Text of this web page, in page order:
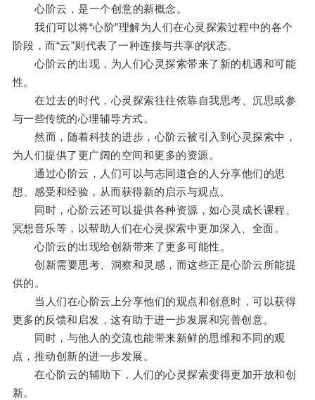
心阶云，是一个创意的新概念。
我们可以将“心阶”理解为人们在心灵探索过程中的各个
阶段，而“云”则代表了一种连接与共享的状态。
心阶云的出现，为人们心灵探索带来了新的机遇和可能
性。
在过去的时代，心灵探索往往依靠自我思考、沉思或参
与一些传统的心理辅导方式。
然而，随着科技的进步，心阶云被引入到心灵探索中，
为人们提供了更广阔的空间和更多的资源。
通过心阶云，人们可以与志同道合的人分享他们的思
想、感受和经验，从而获得新的启示与观点。
同时，心阶云还可以提供各种资源，如心灵成长课程、
冥想音乐等，以帮助人们在心灵探索中更加深入、全面。
心阶云的出现给创新带来了更多可能性。
创新需要思考、洞察和灵感，而这些正是心阶云所能提
供的。
当人们在心阶云上分享他们的观点和创意时，可以获得
更多的反馈和启发，这有助于进一步发展和完善创意。
同时，与他人的交流也能带来新鲜的思维和不同的观
点，推动创新的进一步发展。
在心阶云的辅助下，人们的心灵探索变得更加开放和创
新。